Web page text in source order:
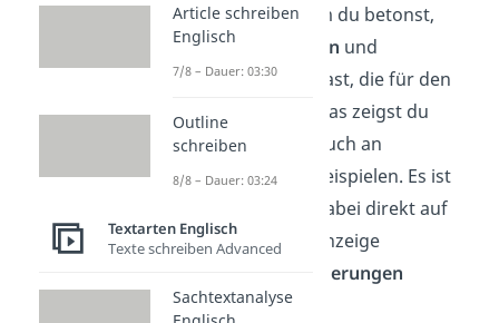
Das tust du, indem du betonst,
welche
Fähigkeiten und
Erfahrungen
du hast, die für den
Job wichtig sind. Das zeigst du
dann am besten auch an
überzeugenden Beispielen. Es ist
wichtig, dass du dabei direkt auf
die in der Stellenanzeige
Anforderungen
eingehst.
Article schreiben
Englisch
7/8 – Dauer: 03:30
Outline
schreiben
8/8 – Dauer: 03:24
Textarten Englisch
Texte schreiben Advanced
Sachtextanalyse